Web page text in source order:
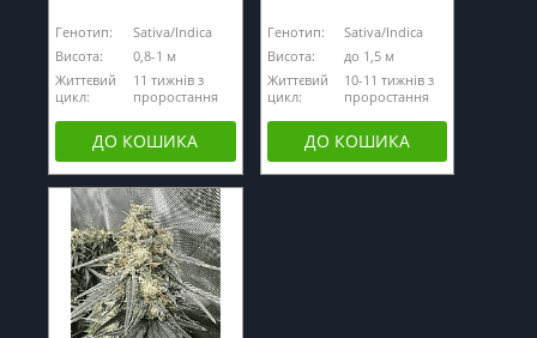
Генотип:
Sativa/Indica
Висота:
0,8-1 м
Життєвий
цикл:
11 тижнів з
проростання
ДО КОШИКА
Генотип:
Sativa/Indica
Висота:
до 1,5 м
Життєвий
цикл:
10-11 тижнів з
проростання
ДО КОШИКА